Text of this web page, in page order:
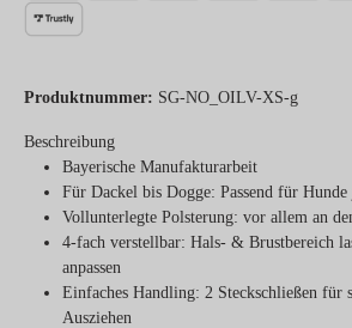
Produktnummer: SG-NO_OILV-XS-g
Beschreibung
Bayerische Manufakturarbeit
Für Dackel bis Dogge: Passend für
Vollunterlegte Polsterung: vor allem an
4-fach verstellbar: Hals- & Brustbereich
anpassen
Einfaches Handling: 2 Steckschließen für
Ausziehen